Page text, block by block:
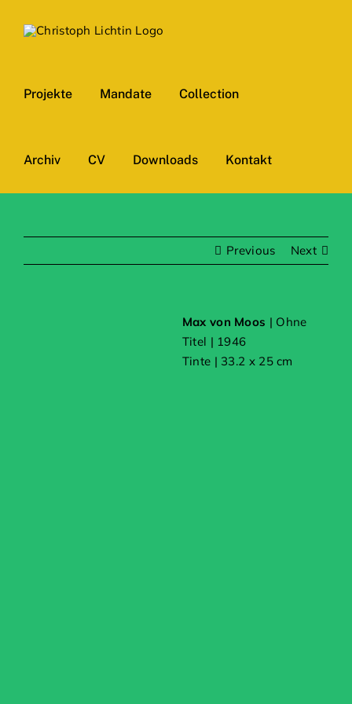
Projekte Mandate Collection
Archiv CV Downloads Kontakt
Previous Next
Max von Moos | Ohne
Titel | 1946
Tinte | 33.2 x 25 cm